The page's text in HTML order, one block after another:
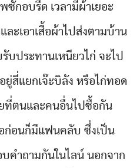
กอบรีด เวลามีผ้าเยอะ
ะเอาเสื้อผ้าไปส่งตามบ้าน
บประทานเหนียวไก่ จะไป
ยู่สี่แยกเจ๊ะบิลัง หรือไก่ทอด
ยที่ตนและคนอื่นไปซื้อกัน
ก่อนก็มีแฟนคลับ ซึ่งเป็น
คำถามกันในไลน์ นอกจาก